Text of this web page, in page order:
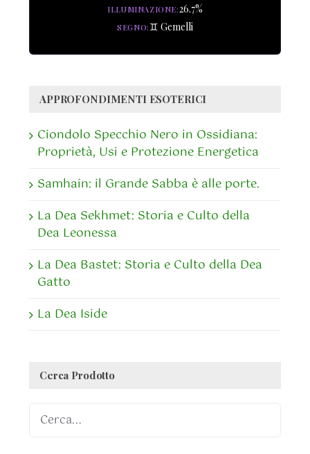
ILLUMINAZIONE 26.7%
SEGNO ♊ Gemelli
APPROFONDIMENTI ESOTERICI
Ciondolo Specchio Nero in Ossidiana:
Proprietà, Usi e Protezione Energetica
Samhain: il Grande Sabba è alle porte.
La Dea Sekhmet: Storia e Culto della
Dea Leonessa
La Dea Bastet: Storia e Culto della Dea
Gatto
La Dea Iside
Cerca Prodotto